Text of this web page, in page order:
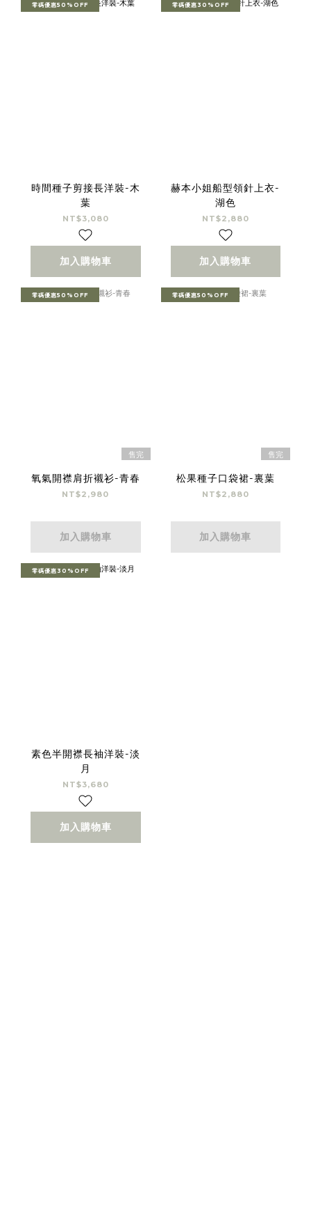
零碼優惠50%OFF
時間種子剪接長洋裝-木
葉
NT$3,080
加入購物車
零碼優惠30%OFF
赫本小姐船型領針上衣-
湖色
NT$2,880
加入購物車
零碼優惠50%OFF
售完
氧氣開襟肩折襯衫-青春
NT$2,980
加入購物車
零碼優惠50%OFF
售完
松果種子口袋裙-裏葉
NT$2,880
加入購物車
零碼優惠30%OFF
素色半開襟長袖洋裝-淡
月
NT$3,680
加入購物車